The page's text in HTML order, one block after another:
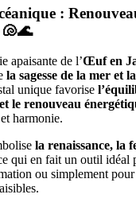
:
🐚🌊
apaisante de l’Œuf en
la sagesse de la mer et
unique favorise
le renouveau
harmonie.
la renaissance, la
qui en fait un outil idéal
ou simplement